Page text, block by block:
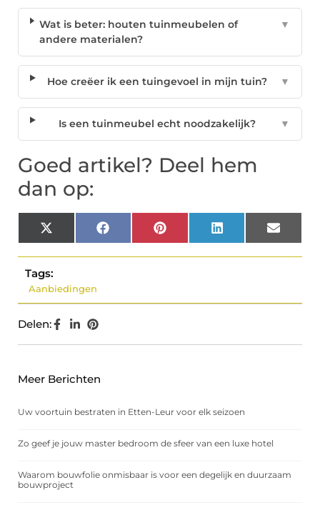
Wat is beter: houten tuinmeubelen of
andere materialen?
▼
Hoe creëer ik een tuingevoel in mijn tuin? ▼
Is een tuinmeubel echt noodzakelijk? ▼
Goed artikel? Deel hem
dan op:
X
(Twitter)
Facebook Pinterest LinkedIn Email
Tags:
Aanbiedingen
Delen:
Meer Berichten
Uw voortuin bestraten in Etten-Leur voor elk seizoen
Zo geef je jouw master bedroom de sfeer van een luxe hotel
Waarom bouwfolie onmisbaar is voor een degelijk en duurzaam
bouwproject